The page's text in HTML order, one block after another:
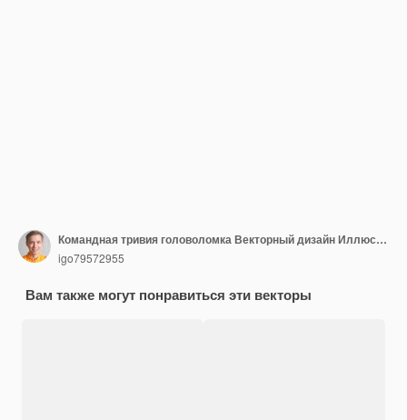
Командная тривия головоломка Векторный дизайн Иллюстрация, нарисованная рукой
igo79572955
Вам также могут понравиться эти векторы